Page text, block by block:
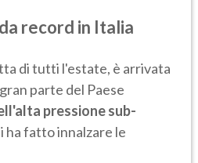
record in Italia
di tutti l'estate, è arrivata
parte del Paese
pressione sub-
ha fatto innalzare le